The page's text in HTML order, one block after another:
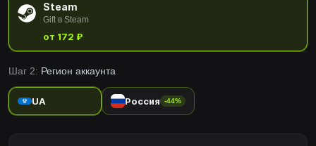
leaderboard.
Steam
Gift в Steam
от 172 ₽
Шаг 2: Регион аккаунта
UA Россия -44%